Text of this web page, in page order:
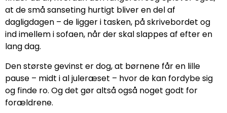
at de små sanseting hurtigt bliver en del af
dagligdagen – de ligger i tasken, på skrivebordet og
ind imellem i sofaen, når der skal slappes af efter en
lang dag.
Den største gevinst er dog, at børnene får en lille
pause – midt i al juleræset – hvor de kan fordybe sig
og finde ro. Og det gør altså også noget godt for
forældrene.